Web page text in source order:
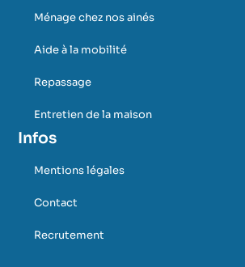
Ménage chez nos ainés
Aide à la mobilité
Repassage
Entretien de la maison
Infos
Mentions légales
Contact
Recrutement